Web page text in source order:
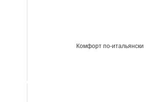
Комфорт по-итальянски